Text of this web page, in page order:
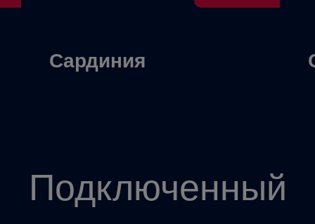
Сардиния
Подключенный